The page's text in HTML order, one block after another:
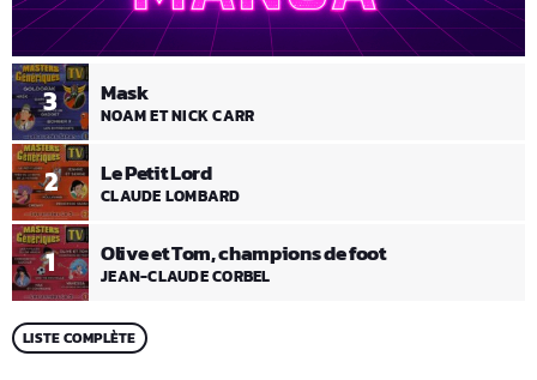
1 Olive et Tom, champions de foot
JEAN-CLAUDE CORBEL
2 Le Petit Lord
CLAUDE LOMBARD
3 Mask
NOAM ET NICK CARR
LISTE COMPLÈTE